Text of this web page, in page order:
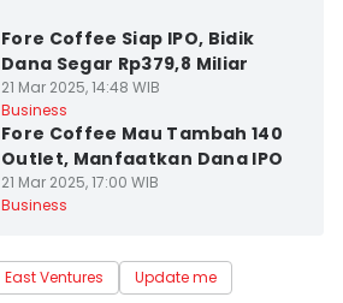
Fore Coffee Siap IPO, Bidik
Dana Segar Rp379,8 Miliar
21 Mar 2025, 14:48 WIB
Business
Fore Coffee Mau Tambah 140
Outlet, Manfaatkan Dana IPO
21 Mar 2025, 17:00 WIB
Business
East Ventures Update me